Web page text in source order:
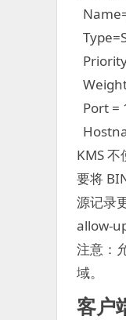
Port =
KMS
要将
源记录
allow-
注意：
域。
客户